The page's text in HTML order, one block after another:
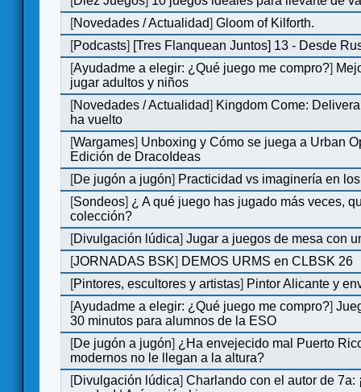
[Novedades / Actualidad]Gloom of Kilforth.
[Podcasts] [Tres Flanquean Juntos] 13 - Desde
[Ayudadme a elegir: ¿Qué juego me compro?]
jugar adultos y niños
[Novedades / Actualidad] Kingdom Come:
ha vuelto
[Wargames] Unboxing y Cómo se juega a Urban
Edición de DracoIdeas
[De jugón a jugón] Practicidad vs imaginería en
[Sondeos] ¿ A qué juego has jugado más veces,
colección?
[Divulgación lúdica]Jugar a juegos de mesa con
[JORNADAS BSK] DEMOS URMS en CLBSK 26
[Pintores, escultores y artistas] Pintor Alicante y
[Ayudadme a elegir: ¿Qué juego me compro?]
30 minutos para alumnos de la ESO
[De jugón a jugón] ¿Ha envejecido mal Puerto
modernos no le llegan a la altura?
[Divulgación lúdica]Charlando con el autor de 7a: